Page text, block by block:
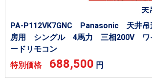
PA-P112VK7GNC Panasonic 天井吊
房用 シングル 4馬力 三相200V ワ
ードリモコン
特別価格 688,500 円